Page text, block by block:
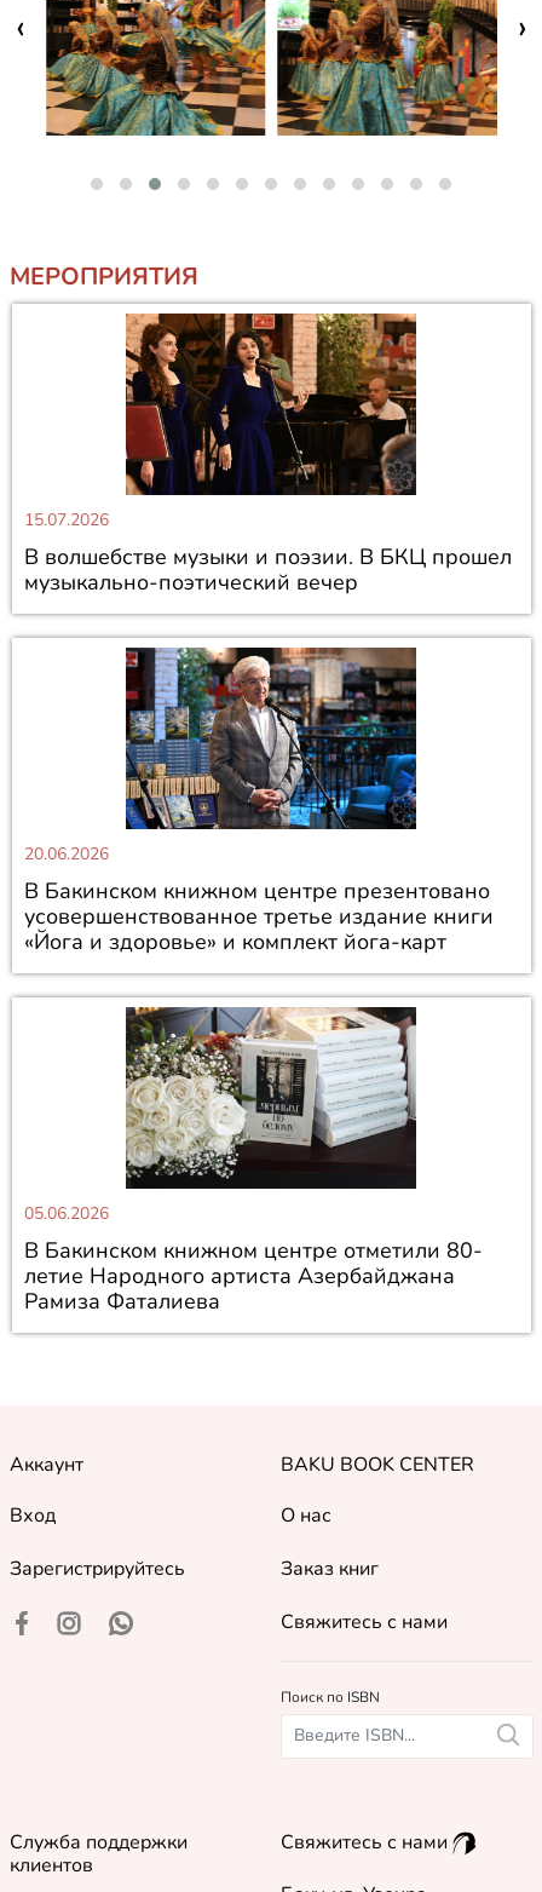
‹ ›
МЕРОПРИЯТИЯ
15.07.2026
В волшебстве музыки и поэзии. В БКЦ прошел
музыкально-поэтический вечер
20.06.2026
В Бакинском книжном центре презентовано
усовершенствованное третье издание книги
«Йога и здоровье» и комплект йога-карт
05.06.2026
В Бакинском книжном центре отметили 80-
летие Народного артиста Азербайджана
Рамиза Фаталиева
Аккаунт
Вход
Зарегистрируйтесь
BAKU BOOK CENTER
О нас
Заказ книг
Свяжитесь с нами
Поиск по ISBN
Служба поддержки
клиентов
Свяжитесь с нами